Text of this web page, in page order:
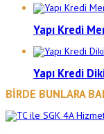
Yapı Kredi
Yapı Kredi
BİRDE BUNLARA